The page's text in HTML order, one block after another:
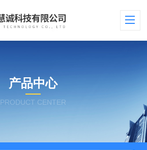
产品中心
PRODUCT CENTER